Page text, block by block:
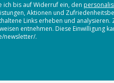
ich bis auf Widerruf ein, den
Aktionen und
Links erheben und
entnehmen. Diese Einwilligung
newsletter/.